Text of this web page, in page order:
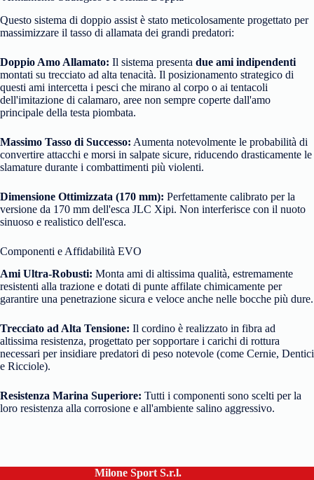
Questo sistema di doppio assist è stato meticolosamente progettato per
massimizzare il tasso di allamata dei grandi predatori:
Doppio Amo Allamato: Il sistema presenta due ami indipendenti
montati su trecciato ad alta tenacità. Il posizionamento strategico di
questi ami intercetta i pesci che mirano al corpo o ai tentacoli
dell'imitazione di calamaro, aree non sempre coperte dall'amo
principale della testa piombata.
Massimo Tasso di Successo: Aumenta notevolmente le probabilità di
convertire attacchi e morsi in salpate sicure, riducendo drasticamente le
slamature durante i combattimenti più violenti.
Dimensione Ottimizzata (170 mm): Perfettamente calibrato per la
versione da 170 mm dell'esca JLC Xipi. Non interferisce con il nuoto
sinuoso e realistico dell'esca.
Componenti e Affidabilità EVO
Ami Ultra-Robusti: Monta ami di altissima qualità, estremamente
resistenti alla trazione e dotati di punte affilate chimicamente per
garantire una penetrazione sicura e veloce anche nelle bocche più dure.
Trecciato ad Alta Tensione: Il cordino è realizzato in fibra ad
altissima resistenza, progettato per sopportare i carichi di rottura
necessari per insidiare predatori di peso notevole (come Cernie, Dentici
e Ricciole).
Resistenza Marina Superiore: Tutti i componenti sono scelti per la
loro resistenza alla corrosione e all'ambiente salino aggressivo.
Milone Sport S.r.l.